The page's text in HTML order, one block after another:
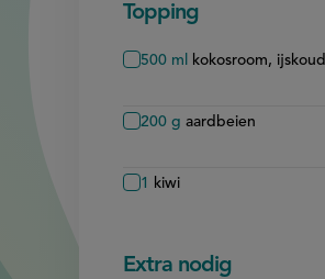
Topping
500 ml kokosroom, ijskoud
200 g aardbeien
1 kiwi
Extra nodig